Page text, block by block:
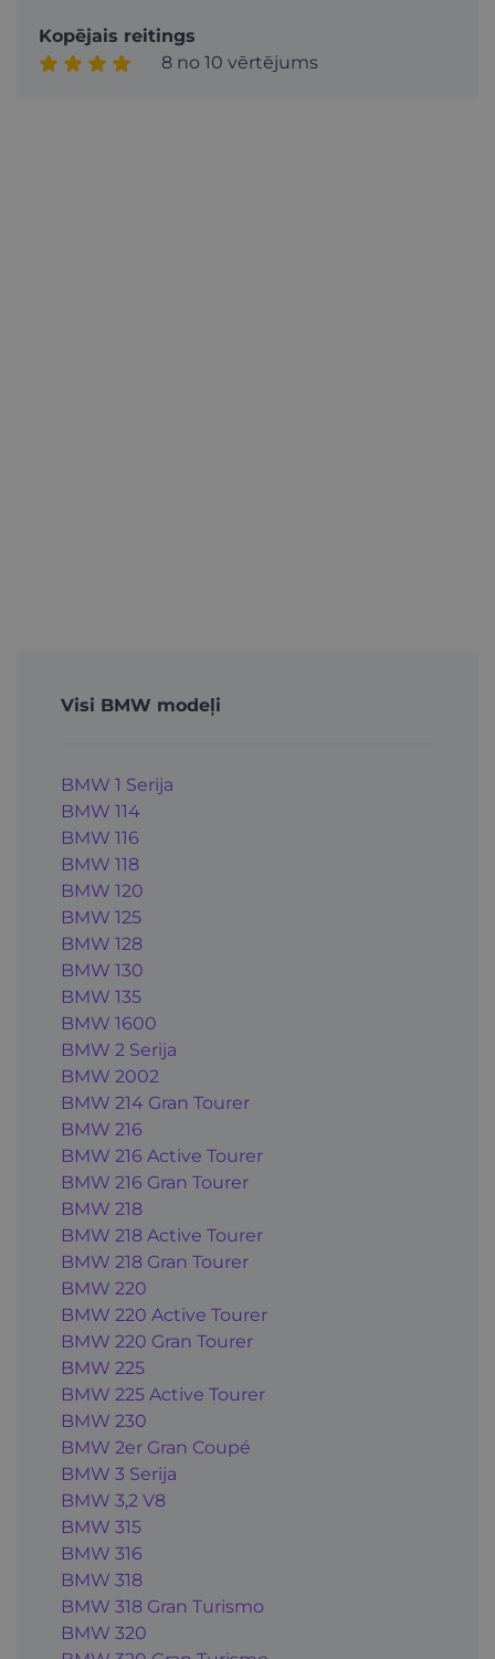
Kopējais reitings
8 no 10 vērtējums
Visi BMW modeļi
BMW 1 Serija
BMW 114
BMW 116
BMW 118
BMW 120
BMW 125
BMW 128
BMW 130
BMW 135
BMW 1600
BMW 2 Serija
BMW 2002
BMW 214 Gran Tourer
BMW 216
BMW 216 Active Tourer
BMW 216 Gran Tourer
BMW 218
BMW 218 Active Tourer
BMW 218 Gran Tourer
BMW 220
BMW 220 Active Tourer
BMW 220 Gran Tourer
BMW 225
BMW 225 Active Tourer
BMW 230
BMW 2er Gran Coupé
BMW 3 Serija
BMW 3,2 V8
BMW 315
BMW 316
BMW 318
BMW 318 Gran Turismo
BMW 320